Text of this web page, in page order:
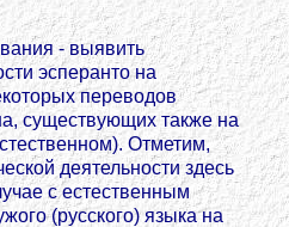
- выявить
эсперанто на
переводов
существующих также на
Отметим,
деятельности здесь
с естественным
(русского) языка на